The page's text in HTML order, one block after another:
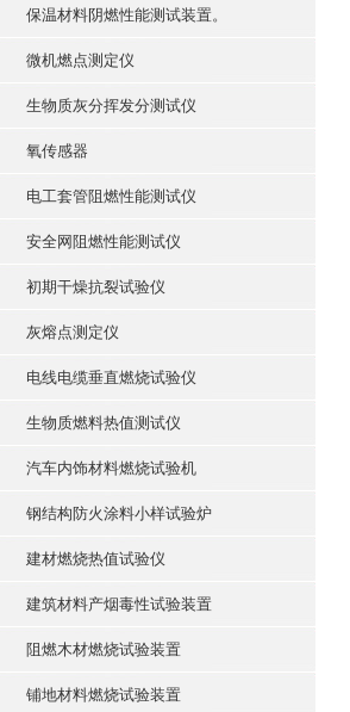
保温材料阴燃性能测试装置。
微机燃点测定仪
生物质灰分挥发分测试仪
氧传感器
电工套管阻燃性能测试仪
安全网阻燃性能测试仪
初期干燥抗裂试验仪
灰熔点测定仪
电线电缆垂直燃烧试验仪
生物质燃料热值测试仪
汽车内饰材料燃烧试验机
钢结构防火涂料小样试验炉
建材燃烧热值试验仪
建筑材料产烟毒性试验装置
阻燃木材燃烧试验装置
铺地材料燃烧试验装置